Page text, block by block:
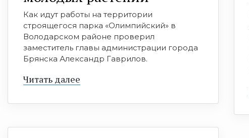
Как идут работы на территории
строящегося парка «Олимпийский» в
Володарском районе проверил
заместитель главы администрации города
Брянска Александр Гаврилов.
Читать далее